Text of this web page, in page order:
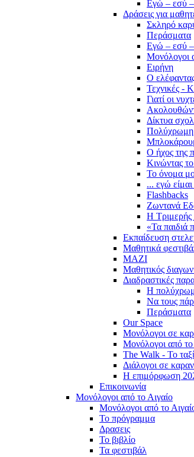
Εγώ – εσύ
Δράσεις για
Σκληρό
Περάσματα
Εγώ – εσύ
Μονόλογοι
Ειρήνη
Ο
Τεχνικές -
Γιατί οι
Δίκτυα
Πολύχρωμη
Ο ήχος της
Κινώντας
Το όνομα
... εγώ
Flashbacks
Ζωντανά
Η Τριμερής
«Τα παιδιά
Εκπαίδευση
Μαθητικά
ΜΑΖΙ
Μαθητικός
Διαδραστικές
Η
Να τους
Περάσματα
Our Space
Μονόλογοι σε
Μονόλογοι από το
The Walk - Το
Διάλογοι σε
Η επιμόρφωση
Επικοινωνία
Μονόλογοι από το Αιγαίο
Μονόλογοι από το
Το πρόγραμμα
Δρασεις
Το βιβλίο
Τα φεστιβάλ